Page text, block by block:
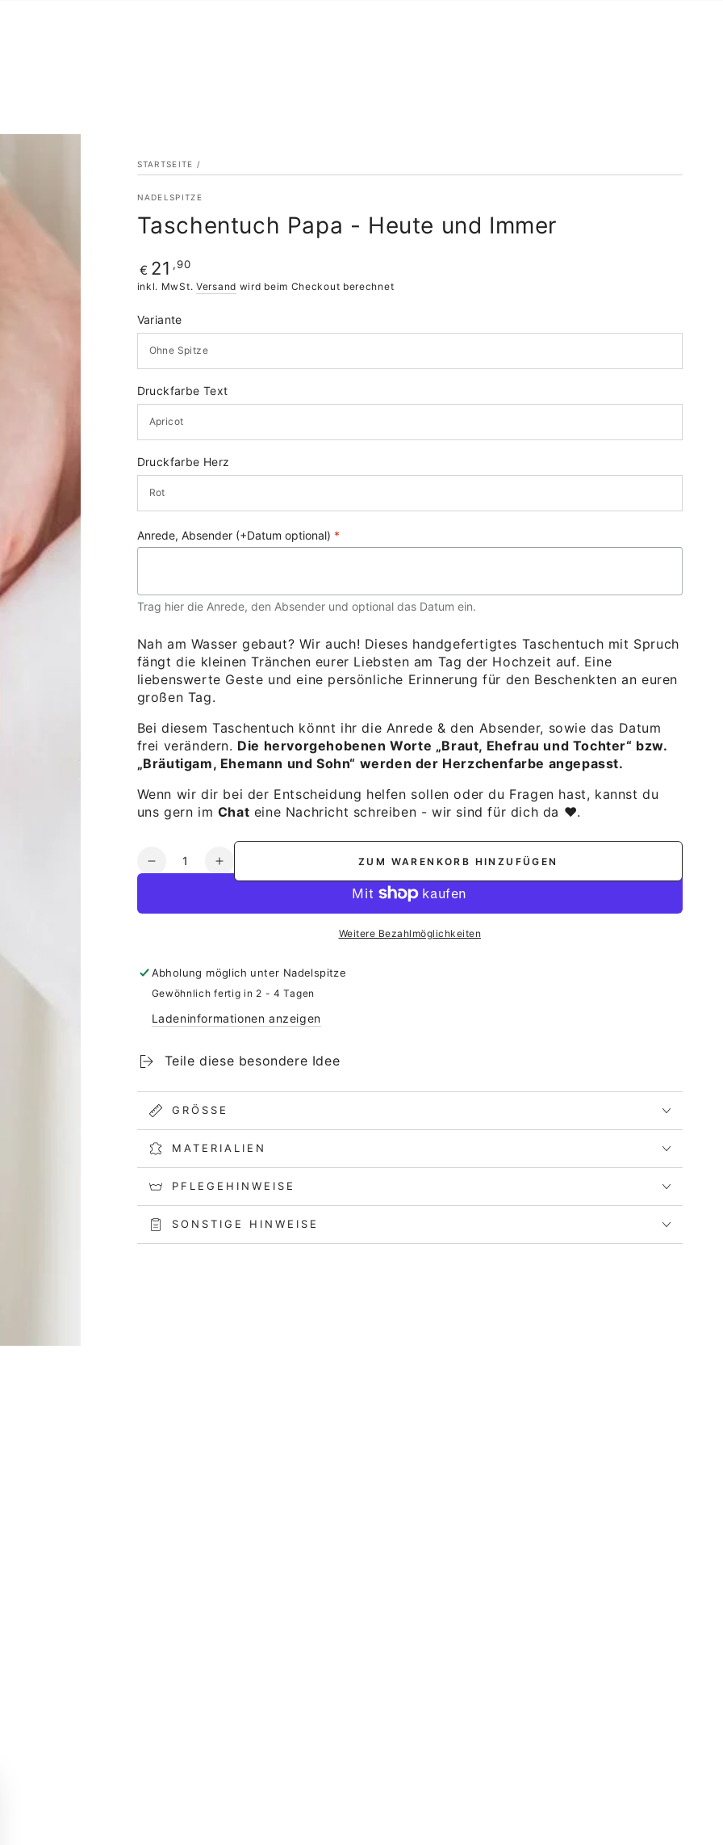
STARTSEITE /
NADELSPITZE
Taschentuch Papa - Heute und Immer
Regulärer
Preis
€ 21 ,90
inkl. MwSt. Versand wird beim Checkout berechnet
Variante
Druckfarbe Text
Druckfarbe Herz
Anrede, Absender (+Datum optional) *
Trag hier die Anrede, den Absender und optional das Datum ein.
Nah am Wasser gebaut? Wir auch! Dieses handgefertigtes Taschentuch mit Spruch
fängt die kleinen Tränchen eurer Liebsten am Tag der Hochzeit auf. Eine
liebenswerte Geste und eine persönliche Erinnerung für den Beschenkten an euren
großen Tag.
Bei diesem Taschentuch könnt ihr die Anrede & den Absender, sowie das Datum
frei verändern. Die hervorgehobenen Worte „Braut, Ehefrau und Tochter“ bzw.
„Bräutigam, Ehemann und Sohn“ werden der Herzchenfarbe angepasst.
Wenn wir dir bei der Entscheidung helfen sollen oder du Fragen hast, kannst du
uns gern im Chat eine Nachricht schreiben - wir sind für dich da ♥.
Anzahl
Verringere
für
-
Heute
Immer
Erhöhe
die
für
-
Heute
und
Immer
ZUM WARENKORB HINZUFÜGEN
Weitere Bezahlmöglichkeiten
Abholung möglich unter Nadelspitze
Gewöhnlich fertig in 2 - 4 Tagen
Ladeninformationen anzeigen
Teile diese besondere Idee
GRÖSSE
MATERIALIEN
PFLEGEHINWEISE
SONSTIGE HINWEISE